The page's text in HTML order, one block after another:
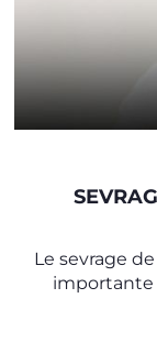
Le sevrage
importante